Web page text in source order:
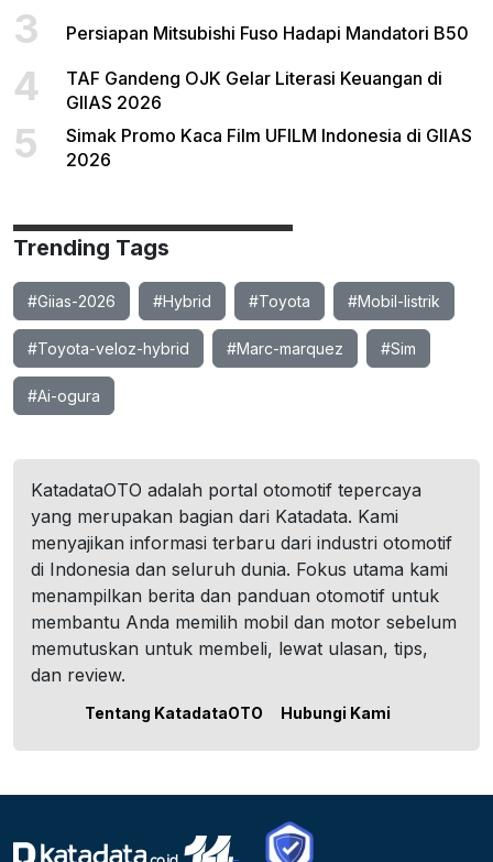
3 Persiapan Mitsubishi Fuso Hadapi Mandatori B50
4
TAF Gandeng OJK Gelar Literasi Keuangan di
GIIAS 2026
5
Simak Promo Kaca Film UFILM Indonesia di GIIAS
2026
Trending Tags
#Giias-2026 #Hybrid #Toyota #Mobil-listrik
#Toyota-veloz-hybrid #Marc-marquez #Sim
#Ai-ogura
KatadataOTO adalah portal otomotif tepercaya
yang merupakan bagian dari Katadata. Kami
menyajikan informasi terbaru dari industri otomotif
di Indonesia dan seluruh dunia. Fokus utama kami
menampilkan berita dan panduan otomotif untuk
membantu Anda memilih mobil dan motor sebelum
memutuskan untuk membeli, lewat ulasan, tips,
dan review.
Tentang KatadataOTO Hubungi Kami